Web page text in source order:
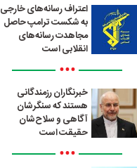
اعتراف رسانه‌های خارجی
به شکست ترامپ حاصل
مجاهدت رسانه‌های
انقلابی است
•••
خبرنگاران رزمندگانی
هستند که سنگرشان
آگاهی و سلاح‌شان
حقیقت است
•••